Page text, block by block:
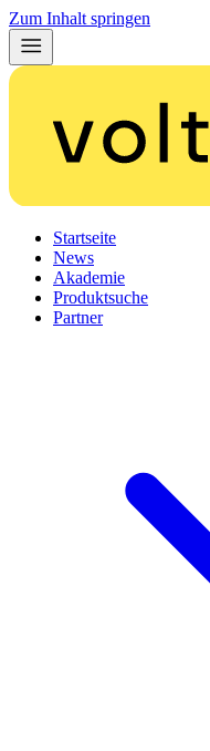
Zum Inhalt springen
Startseite
News
Akademie
Produktsuche
Partner